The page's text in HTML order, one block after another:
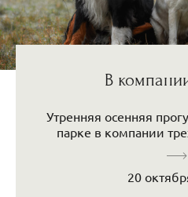
В
Утренняя осенняя
парке в компании
20